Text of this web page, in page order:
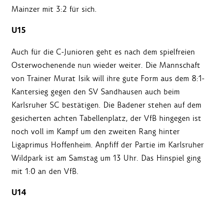
Mainzer mit 3:2 für sich.
U15
Auch für die C-Junioren geht es nach dem spielfreien
Osterwochenende nun wieder weiter. Die Mannschaft
von Trainer Murat Isik will ihre gute Form aus dem 8:1-
Kantersieg gegen den SV Sandhausen auch beim
Karlsruher SC bestätigen. Die Badener stehen auf dem
gesicherten achten Tabellenplatz, der VfB hingegen ist
noch voll im Kampf um den zweiten Rang hinter
Ligaprimus Hoffenheim. Anpfiff der Partie im Karlsruher
Wildpark ist am Samstag um 13 Uhr. Das Hinspiel ging
mit 1:0 an den VfB.
U14